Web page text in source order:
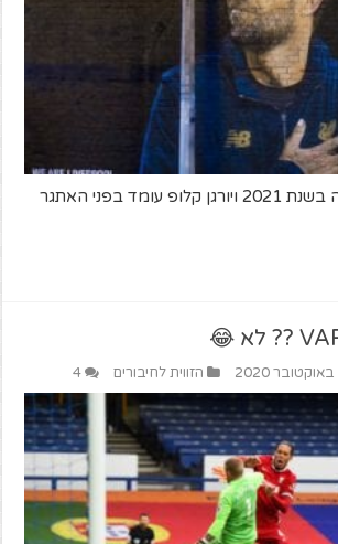
ליברפול טרם כבשה בשנת 2021 ויורגן קלופ עומד בפני האתגר
הזווית לחיבורים 4